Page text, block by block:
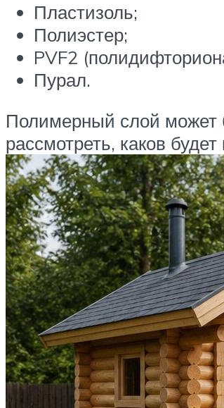
Пластизоль;
Полиэстер;
PVF2
Пурал.
Полимерный слой может
рассмотреть, каков